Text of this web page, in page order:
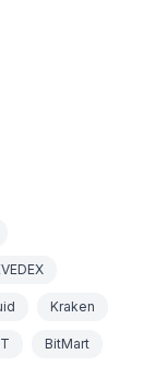
Kraken
BitMart